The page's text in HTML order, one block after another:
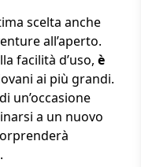
scelta anche
all’aperto.
facilità d’uso, è
ai più grandi.
un’occasione
a un nuovo